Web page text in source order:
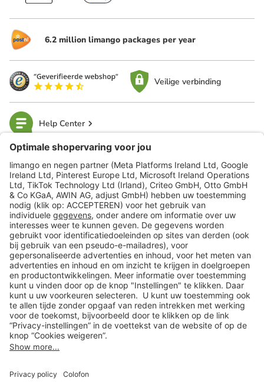
6.2 million limango packages per year
Veilige verbinding
Help Center
limango
Veilig winkelen
Klantenservice
Shop
Acties